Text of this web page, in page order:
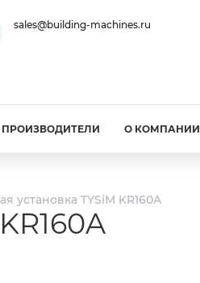
sales@building-machines.ru
ПРОИЗВОДИТЕЛИ О КОМПАНИИ
установка TYSiM KR160A